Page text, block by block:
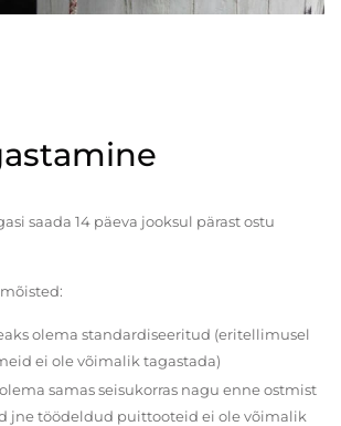
saada 14 päeva jooksul pärast ostu
olema standardiseeritud (eritellimusel
ei ole võimalik tagastada)
samas seisukorras nagu enne ostmist
jne töödeldud puittooteid ei ole võimalik